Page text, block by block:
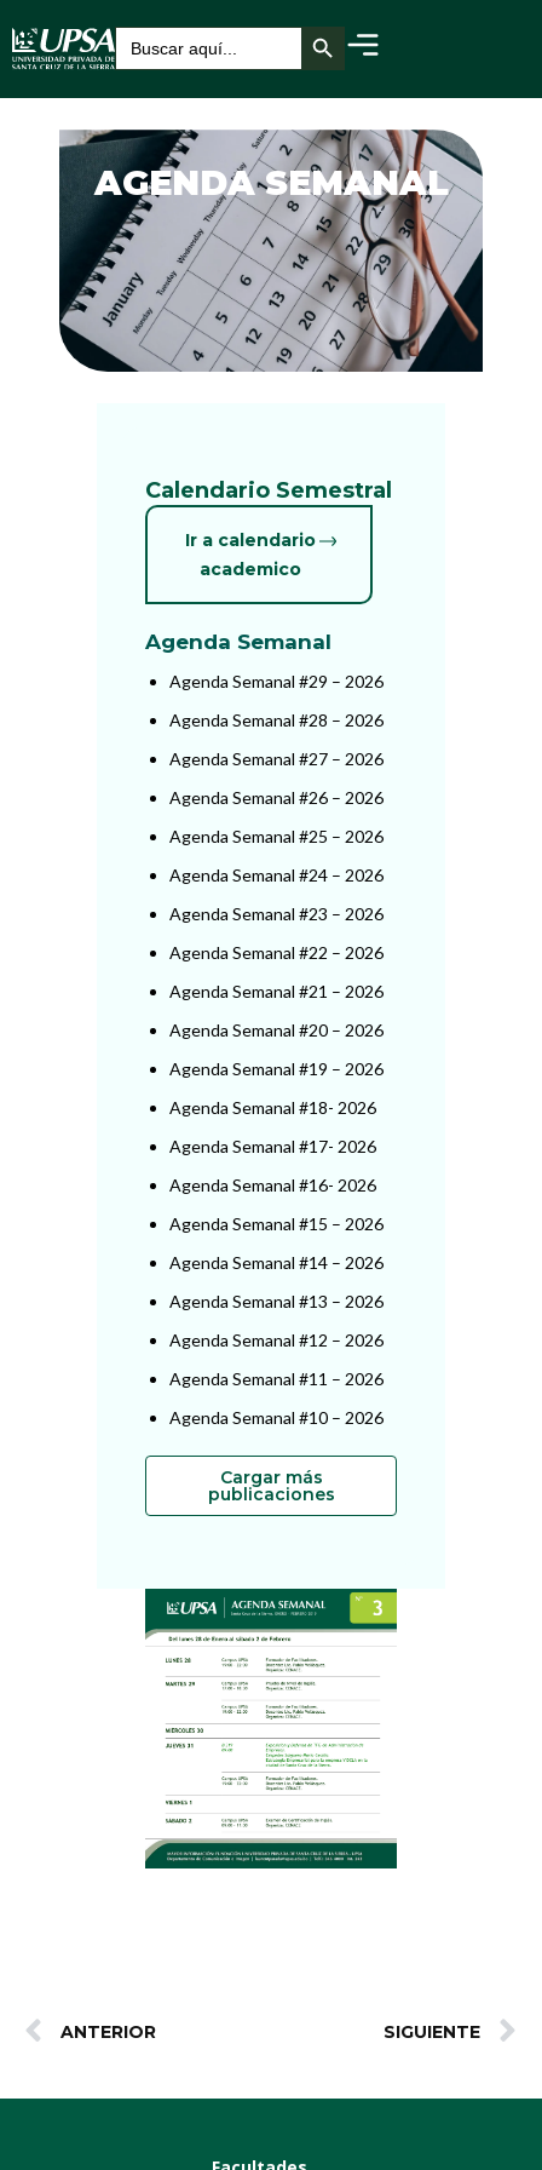
Buscar: Botón de búsqueda
AGENDA SEMANAL
Calendario Semestral
Ir a calendario
academico
Agenda Semanal
Agenda Semanal #29 – 2026
Agenda Semanal #28 – 2026
Agenda Semanal #27 – 2026
Agenda Semanal #26 – 2026
Agenda Semanal #25 – 2026
Agenda Semanal #24 – 2026
Agenda Semanal #23 – 2026
Agenda Semanal #22 – 2026
Agenda Semanal #21 – 2026
Agenda Semanal #20 – 2026
Agenda Semanal #19 – 2026
Agenda Semanal #18- 2026
Agenda Semanal #17- 2026
Agenda Semanal #16- 2026
Agenda Semanal #15 – 2026
Agenda Semanal #14 – 2026
Agenda Semanal #13 – 2026
Agenda Semanal #12 – 2026
Agenda Semanal #11 – 2026
Agenda Semanal #10 – 2026
Cargar más
publicaciones
ANTERIOR SIGUIENTE